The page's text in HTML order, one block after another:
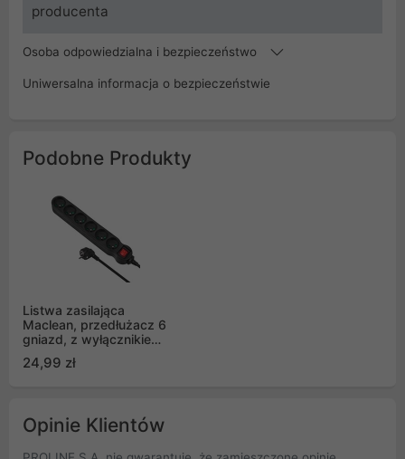
producenta
Osoba odpowiedzialna i bezpieczeństwo
Uniwersalna informacja o bezpieczeństwie
Podobne Produkty
Listwa zasilająca
Maclean, przedłużacz 6
gniazd, z wyłącznikiem,
MCE225
24,99 zł
Opinie Klientów